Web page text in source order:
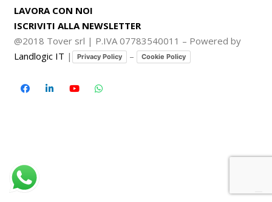
LAVORA CON NOI
ISCRIVITI ALLA NEWSLETTER
@2018 Tover srl | P.IVA 07783540011 – Powered by
Landlogic IT | Privacy Policy – Cookie Policy